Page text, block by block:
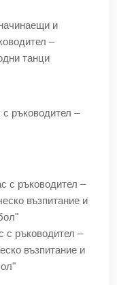
и
–
танци
ръководител –
с ръководител –
възпитание и
с ръководител –
възпитание и